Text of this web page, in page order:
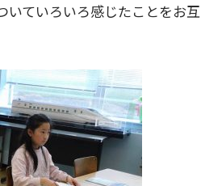
いていろいろ感じたことをお互